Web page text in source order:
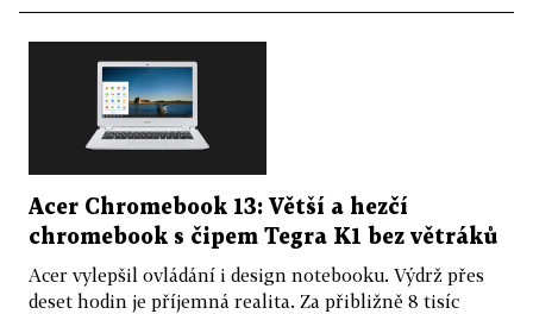
Acer Chromebook 13: Větší a hezčí
chromebook s čipem Tegra K1 bez větráků
Acer vylepšil ovládání i design notebooku. Výdrž přes
deset hodin je příjemná realita. Za přibližně 8 tisíc